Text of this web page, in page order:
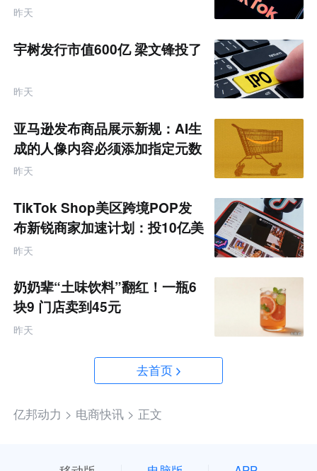
昨天
宇树发行市值600亿 梁文锋投了
昨天
亚马逊发布商品展示新规：AI生
成的人像内容必须添加指定元数
据
昨天
TikTok Shop美区跨境POP发
布新锐商家加速计划：投10亿美
金资源帮扶四类商家
昨天
奶奶辈“土味饮料”翻红！一瓶6
块9 门店卖到45元
昨天
去首页
亿邦动力 > 电商快讯 > 正文